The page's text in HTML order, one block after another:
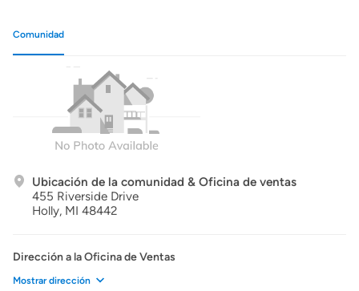
Comunidad
Ubicación de la comunidad & Oficina de ventas
455 Riverside Drive
Holly, MI 48442
Dirección a la Oficina de Ventas
Mostrar dirección